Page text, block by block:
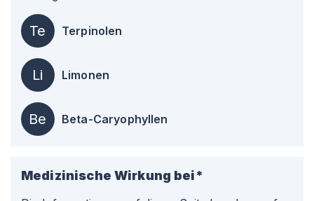
Te Terpinolen
Li Limonen
Be Beta-Caryophyllen
Medizinische Wirkung bei*